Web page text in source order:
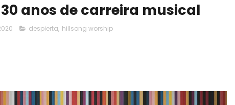
anos de carreira musical
despierta, hillsong worship